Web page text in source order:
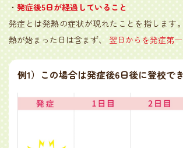
・発症後5日が経過していること
発症とは発熱の症状が現れたことを指します
熱が始まった日は含まず、翌日からを発症第
例1） この場合は発症後6日後に登校で